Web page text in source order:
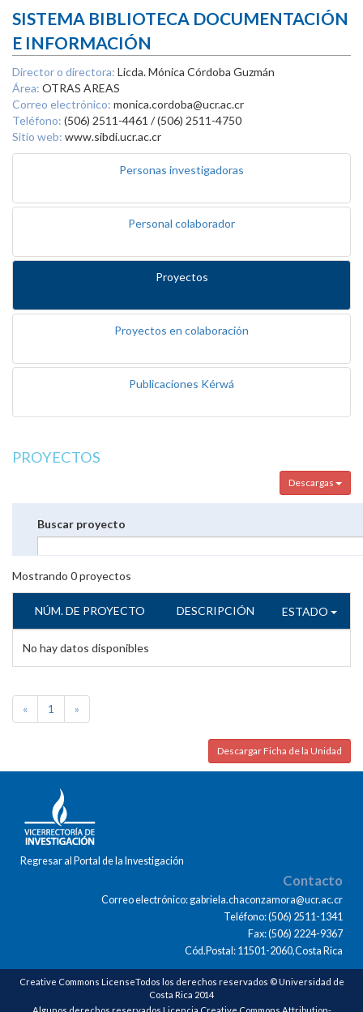
SISTEMA BIBLIOTECA DOCUMENTACIÓN
E INFORMACIÓN
Director o directora: Licda. Mónica Córdoba Guzmán
Área: OTRAS AREAS
Correo electrónico: monica.cordoba@ucr.ac.cr
Teléfono: (506) 2511-4461 / (506) 2511-4750
Sitio web: www.sibdi.ucr.ac.cr
Personas investigadoras
Personal colaborador
Proyectos
Proyectos en colaboración
Publicaciones Kérwá
PROYECTOS
Descargas
Buscar proyecto
Mostrando 0proyectos
NÚM. DE PROYECTO DESCRIPCIÓN ESTADO
No hay datos disponibles
« 1 »
Descargar Ficha de la Unidad
Regresar al Portal de la Investigación
Contacto
Correo electrónico: gabriela.chaconzamora@ucr.ac.cr
Teléfono: (506) 2511-1341
Fax: (506) 2224-9367
Cód.Postal: 11501-2060,Costa Rica
Creative Commons LicenseTodos los derechos reservados © Universidad de
Costa Rica 2014